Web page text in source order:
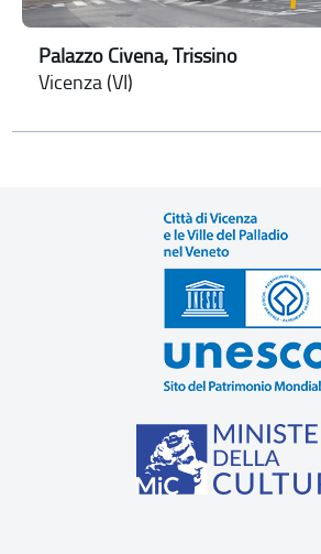
Palazzo Civena, Trissino
Vicenza (VI)